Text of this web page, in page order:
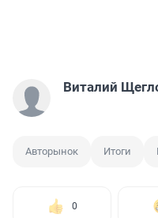
Виталий
Авторынок Итоги
0